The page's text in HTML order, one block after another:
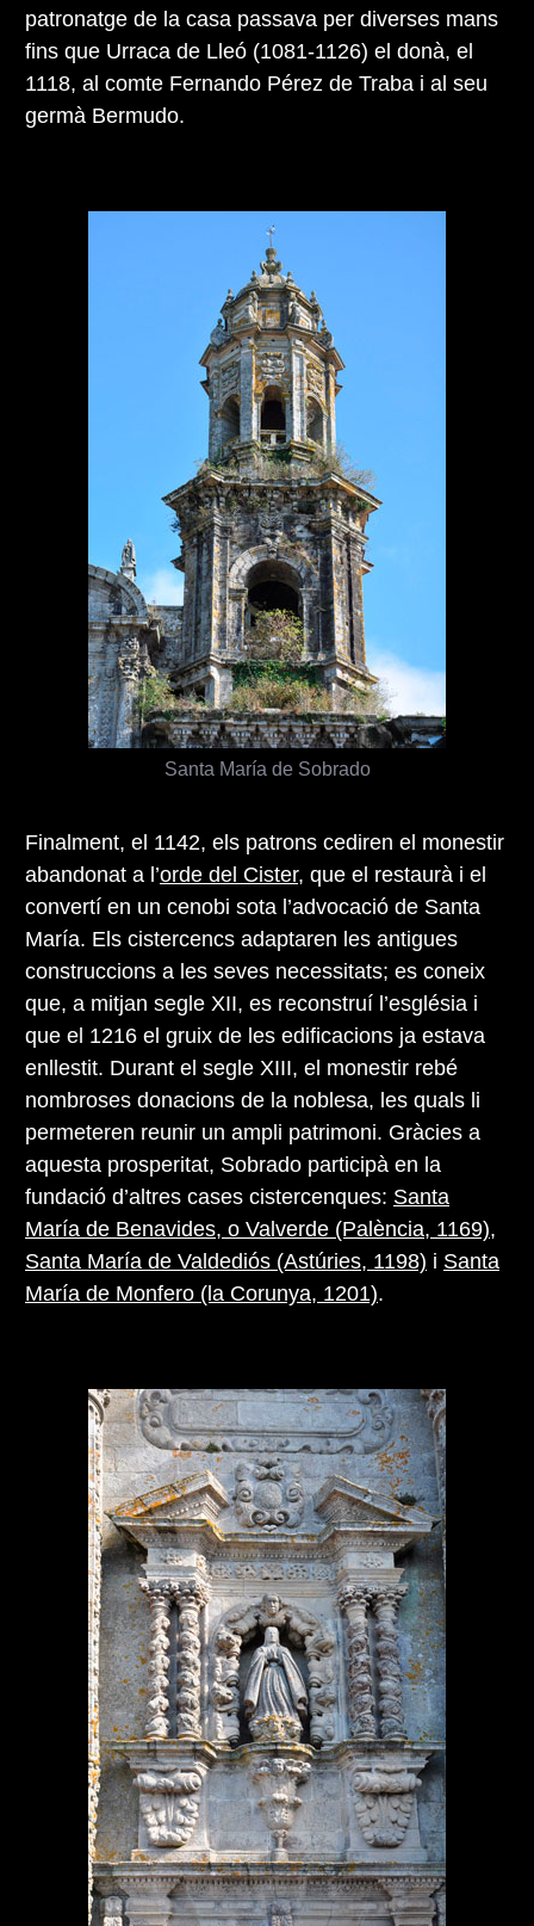
patronatge de la casa passava per diverses mans
fins que Urraca de Lleó (1081-1126) el donà, el
1118, al comte Fernando Pérez de Traba i al seu
germà Bermudo.
Finalment, el 1142, els patrons cediren el monestir
abandonat a l’orde del Cister, que el restaurà i el
convertí en un cenobi sota l’advocació de Santa
María. Els cistercencs adaptaren les antigues
construccions a les seves necessitats; es coneix
que, a mitjan segle XII, es reconstruí l’església i
que el 1216 el gruix de les edificacions ja estava
enllestit. Durant el segle XIII, el monestir rebé
nombroses donacions de la noblesa, les quals li
permeteren reunir un ampli patrimoni. Gràcies a
aquesta prosperitat, Sobrado participà en la
fundació d’altres cases cistercenques: Santa
María de Benavides, o Valverde (Palència, 1169),
Santa María de Valdediós (Astúries, 1198) i Santa
María de Monfero (la Corunya, 1201).
Santa María de Sobrado